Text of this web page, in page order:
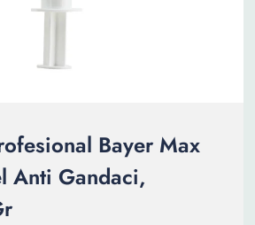
Bayer Max
Anti Gandaci,